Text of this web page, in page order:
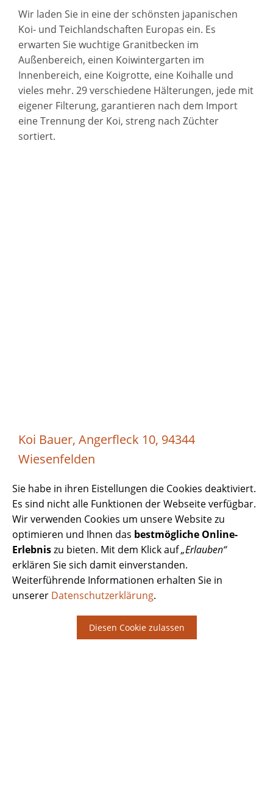
Wir laden Sie in eine der schönsten japanischen
Koi- und Teichlandschaften Europas ein. Es
erwarten Sie wuchtige Granitbecken im
Außenbereich, einen Koiwintergarten im
Innenbereich, eine Koigrotte, eine Koihalle und
vieles mehr. 29 verschiedene Hälterungen, jede mit
eigener Filterung, garantieren nach dem Import
eine Trennung der Koi, streng nach Züchter
sortiert.
Koi Bauer, Angerfleck 10, 94344
Wiesenfelden
Sie habe in ihren Eistellungen die Cookies deaktiviert.
Es sind nicht alle Funktionen der Webseite verfügbar.
Wir verwenden Cookies um unsere Website zu
optimieren und Ihnen das bestmögliche Online-
Erlebniszu bieten. Mit dem Klick auf„Erlauben“
erklären Sie sich damit einverstanden.
Weiterführende Informationen erhalten Sie in
unserer Datenschutzerklärung.
Diesen Cookie zulassen